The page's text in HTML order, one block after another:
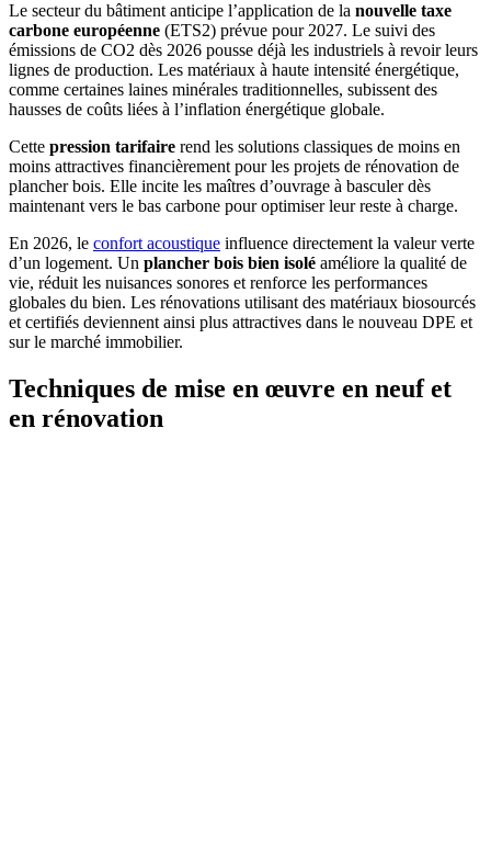
Le secteur du bâtiment anticipe l’application de la nouvelle taxe
carbone européenne (ETS2) prévue pour 2027. Le suivi des
émissions de CO2 dès 2026 pousse déjà les industriels à revoir leurs
lignes de production. Les matériaux à haute intensité énergétique,
comme certaines laines minérales traditionnelles, subissent des
hausses de coûts liées à l’inflation énergétique globale.
Cette pression tarifaire rend les solutions classiques de moins en
moins attractives financièrement pour les projets de rénovation de
plancher bois. Elle incite les maîtres d’ouvrage à basculer dès
maintenant vers le bas carbone pour optimiser leur reste à charge.
En 2026, le confort acoustique influence directement la valeur verte
d’un logement. Un plancher bois bien isolé améliore la qualité de
vie, réduit les nuisances sonores et renforce les performances
globales du bien. Les rénovations utilisant des matériaux biosourcés
et certifiés deviennent ainsi plus attractives dans le nouveau DPE et
sur le marché immobilier.
Techniques de mise en œuvre en neuf et
en rénovation